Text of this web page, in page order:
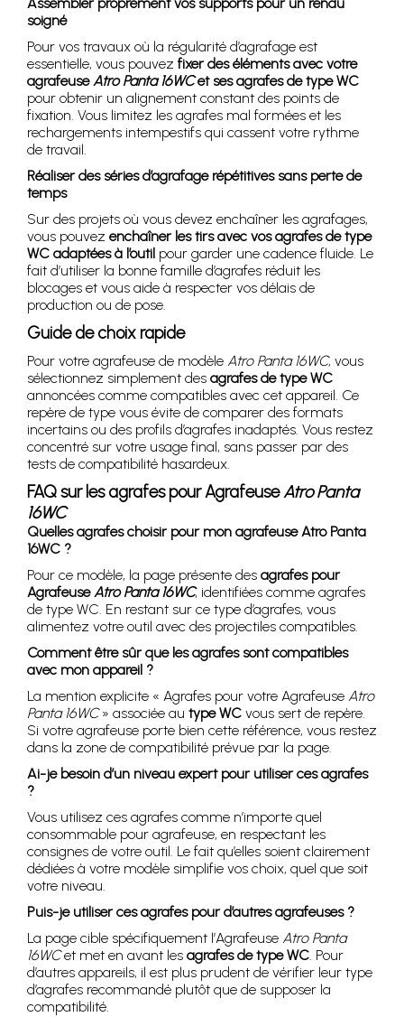
soigné
Pour vos travaux où la régularité d’agrafage est
essentielle, vous pouvez fixer des éléments avec votre
agrafeuseAtro Panta 16WCet ses agrafes de type WC
pour obtenir un alignement constant des points de
fixation. Vous limitez les agrafes mal formées et les
rechargements intempestifs qui cassent votre rythme
de travail.
Réaliser des séries d’agrafage répétitives sans perte de
temps
Sur des projets où vous devez enchaîner les agrafages,
vous pouvez enchaîner les tirs avec vos agrafes de type
WC adaptées à l’outil pour garder une cadence fluide. Le
fait d’utiliser la bonne famille d’agrafes réduit les
blocages et vous aide à respecter vos délais de
production ou de pose.
Guide de choix rapide
Pour votre agrafeuse de modèle Atro Panta 16WC, vous
sélectionnez simplement des agrafes de type WC
annoncées comme compatibles avec cet appareil. Ce
repère de type vous évite de comparer des formats
incertains ou des profils d’agrafes inadaptés. Vous restez
concentré sur votre usage final, sans passer par des
tests de compatibilité hasardeux.
FAQ sur les agrafes pour AgrafeuseAtro Panta
16WC
Quelles agrafes choisir pour mon agrafeuse Atro Panta
16WC ?
Pour ce modèle, la page présente des agrafes pour
AgrafeuseAtro Panta 16WC, identifiées comme agrafes
de type WC. En restant sur ce type d’agrafes, vous
alimentez votre outil avec des projectiles compatibles.
Comment être sûr que les agrafes sont compatibles
avec mon appareil ?
La mention explicite « Agrafes pour votre Agrafeuse Atro
Panta 16WC» associée au type WC vous sert de repère.
Si votre agrafeuse porte bien cette référence, vous restez
dans la zone de compatibilité prévue par la page.
Ai-je besoin d’un niveau expert pour utiliser ces agrafes
?
Vous utilisez ces agrafes comme n’importe quel
consommable pour agrafeuse, en respectant les
consignes de votre outil. Le fait qu’elles soient clairement
dédiées à votre modèle simplifie vos choix, quel que soit
votre niveau.
Puis-je utiliser ces agrafes pour d’autres agrafeuses ?
La page cible spécifiquement l’Agrafeuse Atro Panta
16WCet met en avant les agrafes de type WC. Pour
d’autres appareils, il est plus prudent de vérifier leur type
d’agrafes recommandé plutôt que de supposer la
compatibilité.